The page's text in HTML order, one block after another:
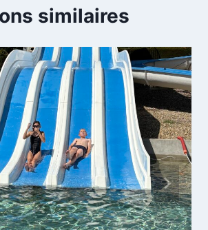
similaires